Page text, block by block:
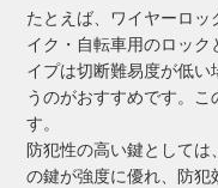
たとえば、ワイヤーロ
イク・自転車用のロック
イプは切断難易度が低
うのがおすすめです。
す。
防犯性の高い鍵として
の鍵が強度に優れ、防犯